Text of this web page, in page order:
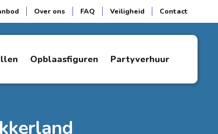
Over ons FAQ Veiligheid Contact
Opblaasfiguren Partyverhuur